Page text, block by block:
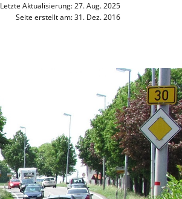
Letzte Aktualisierung: 27. Aug. 2025
Seite erstellt am: 31. Dez. 2016